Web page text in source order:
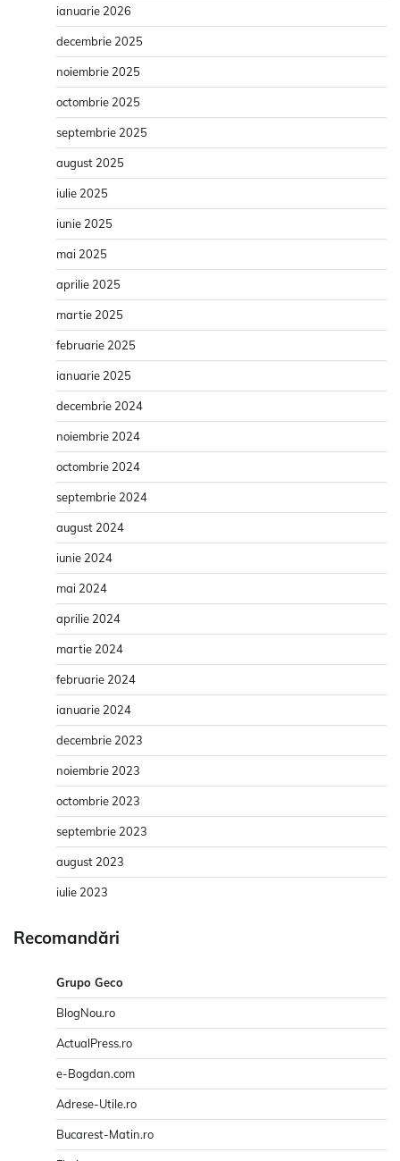
ianuarie 2026
decembrie 2025
noiembrie 2025
octombrie 2025
septembrie 2025
august 2025
iulie 2025
iunie 2025
mai 2025
aprilie 2025
martie 2025
februarie 2025
ianuarie 2025
decembrie 2024
noiembrie 2024
octombrie 2024
septembrie 2024
august 2024
iunie 2024
mai 2024
aprilie 2024
martie 2024
februarie 2024
ianuarie 2024
decembrie 2023
noiembrie 2023
octombrie 2023
septembrie 2023
august 2023
iulie 2023
Recomandări
Grupo Geco
BlogNou.ro
ActualPress.ro
e-Bogdan.com
Adrese-Utile.ro
Bucarest-Matin.ro